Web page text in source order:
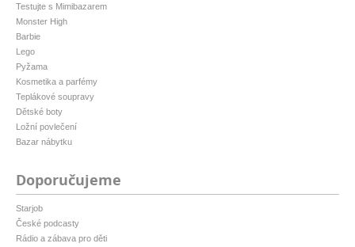
Testujte s Mimibazarem
Monster High
Barbie
Lego
Pyžama
Kosmetika a parfémy
Teplákové soupravy
Dětské boty
Ložní povlečení
Bazar nábytku
Doporučujeme
Starjob
České podcasty
Rádio a zábava pro děti